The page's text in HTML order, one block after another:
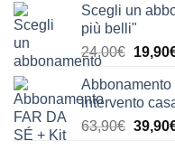
Scegli un
più belli"
24,00€ Il
era:
19,90
Abbonamento
intervento
63,90€ Il
39,90